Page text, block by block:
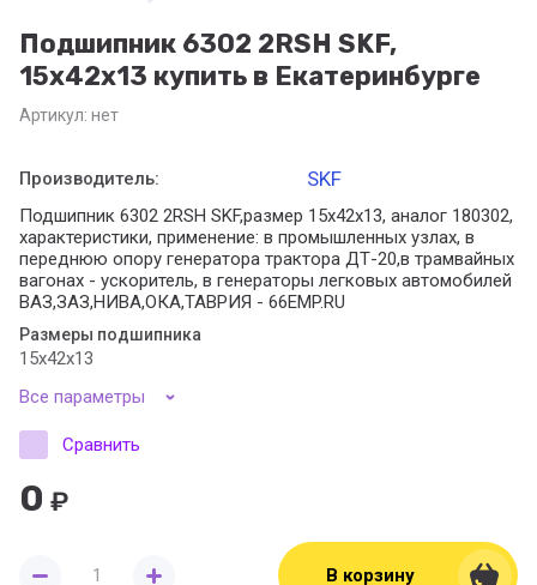
Подшипник 6302 2RSH SKF,
15x42x13 купить в Екатеринбурге
Артикул: нет
Производитель: SKF
Подшипник 6302 2RSH SKF,размер 15x42x13, аналог 180302,
характеристики, применение: в промышленных узлах, в
переднюю опору генератора трактора ДТ-20,в трамвайных
вагонах - ускоритель, в генераторы легковых автомобилей
ВАЗ,ЗАЗ,НИВА,ОКА,ТАВРИЯ - 66EMP.RU
Размеры подшипника
15x42x13
Все параметры
0 ₽
Сравнить
В корзину